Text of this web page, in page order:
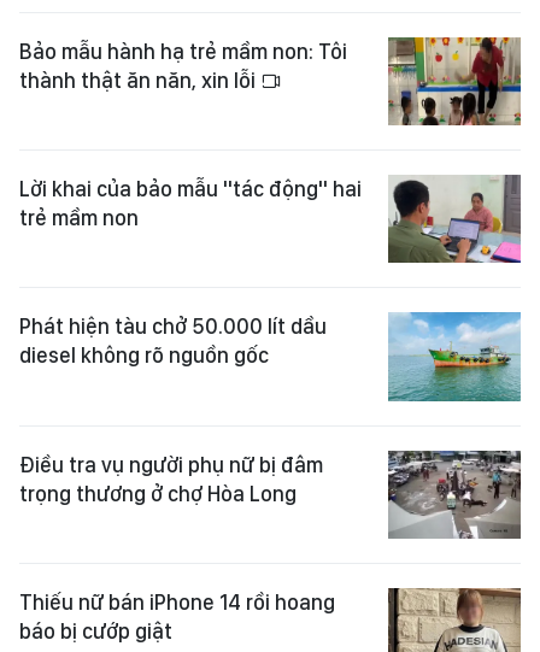
Bảo mẫu hành hạ trẻ mầm non: Tôi
thành thật ăn năn, xin lỗi
Lời khai của bảo mẫu "tác động" hai
trẻ mầm non
Phát hiện tàu chở 50.000 lít dầu
diesel không rõ nguồn gốc
Điều tra vụ người phụ nữ bị đâm
trọng thương ở chợ Hòa Long
Thiếu nữ bán iPhone 14 rồi hoang
báo bị cướp giật